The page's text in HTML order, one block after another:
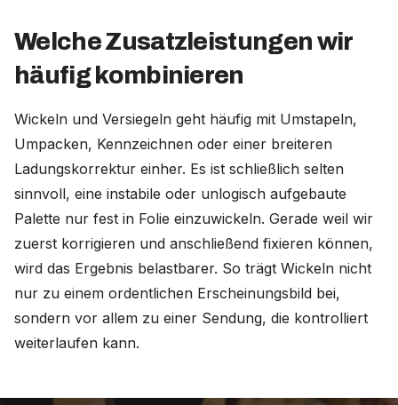
Welche Zusatzleistungen wir
häufig kombinieren
Wickeln und Versiegeln geht häufig mit Umstapeln,
Umpacken, Kennzeichnen oder einer breiteren
Ladungskorrektur einher. Es ist schließlich selten
sinnvoll, eine instabile oder unlogisch aufgebaute
Palette nur fest in Folie einzuwickeln. Gerade weil wir
zuerst korrigieren und anschließend fixieren können,
wird das Ergebnis belastbarer. So trägt Wickeln nicht
nur zu einem ordentlichen Erscheinungsbild bei,
sondern vor allem zu einer Sendung, die kontrolliert
weiterlaufen kann.